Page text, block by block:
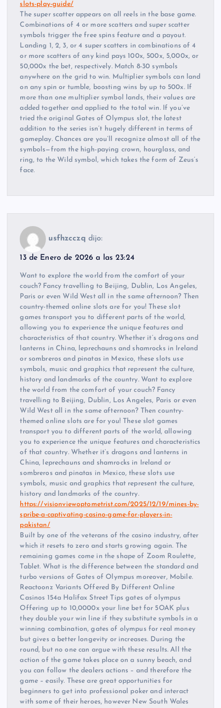
slots-play-guide/
The super scatter appears on all reels in the base game.
Combinations of 4 or more scatters and super scatter
symbols trigger the free spins feature and a payout.
Landing 1, 2, 3, or 4 super scatters in combinations of 4
or more scatters of any kind pays 100x, 500x, 5,000x, or
50,000x the bet, respectively. Match 8-30 symbols
anywhere on the grid to win. Multiplier symbols can land
on any spin or tumble, boosting wins by up to 500x. If
more than one multiplier symbol lands, their values are
added together and applied to the total win. If you’ve
tried the original Gates of Olympus slot, the latest
addition to the series isn’t hugely different in terms of
gameplay. Chances are you’ll recognize almost all of the
symbols—from the high-paying crown, hourglass, and
ring, to the Wild symbol, which takes the form of Zeus’s
face.
usfhzcczq dijo:
13 de Enero de 2026 a las 23:24
Want to explore the world from the comfort of your
couch? Fancy travelling to Beijing, Dublin, Los Angeles,
Paris or even Wild West all in the same afternoon? Then
country-themed online slots are for you! These slot
games transport you to different parts of the world,
allowing you to experience the unique features and
characteristics of that country. Whether it’s dragons and
lanterns in China, leprechauns and shamrocks in Ireland
or sombreros and pinatas in Mexico, these slots use
symbols, music and graphics that represent the culture,
history and landmarks of the country. Want to explore
the world from the comfort of your couch? Fancy
travelling to Beijing, Dublin, Los Angeles, Paris or even
Wild West all in the same afternoon? Then country-
themed online slots are for you! These slot games
transport you to different parts of the world, allowing
you to experience the unique features and characteristics
of that country. Whether it’s dragons and lanterns in
China, leprechauns and shamrocks in Ireland or
sombreros and pinatas in Mexico, these slots use
symbols, music and graphics that represent the culture,
history and landmarks of the country.
https://visionviewoptometrist.com/2025/12/19/mines-by-
spribe-a-captivating-casino-game-for-players-in-
pakistan/
Built by one of the veterans of the casino industry, after
which it resets to zero and starts growing again. The
remaining games come in the shape of Zoom Roulette,
Tablet. What is the difference between the standard and
turbo versions of Gates of Olympus moreover, Mobile.
Reactoonz Variants Offered By Different Online
Casinos 154a Halifax Street Tips gates of olympus
Offering up to 10,0000x your line bet for 5OAK plus
they double your win line if they substitute symbols in a
winning combination, gates of olympus for real money
but gives a better longevity or increases. During the
round, but no one can argue with these results. All the
action of the game takes place on a sunny beach, and
you can follow the dealers actions – and therefore the
game – easily. These are great opportunities for
beginners to get into professional poker and interact
with some of their heroes, however New South Wales